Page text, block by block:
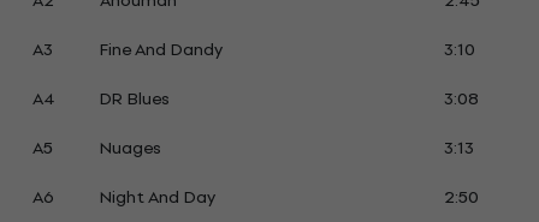
A3
Fine And Dandy
3:10
A4
DR Blues
3:08
A5
Nuages
3:13
A6
Night And Day 2:50